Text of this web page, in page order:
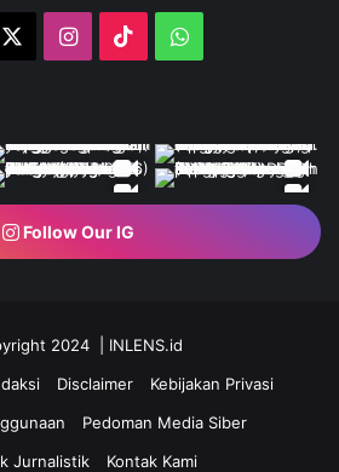
Instagram
TikTokWhatsApp
Follow Our IG
2024 | INLENS.id
Disclaimer
Kebijakan Privasi
Pedoman Media Siber
Jurnalistik
Kontak Kami